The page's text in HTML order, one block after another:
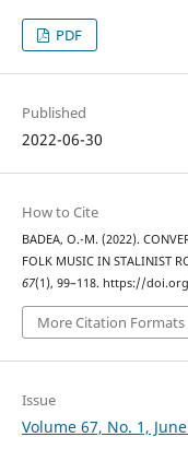
PDF
Published
2022-06-30
How to Cite
BADEA, O.-M. (2022).
FOLK MUSIC IN STALINIST
67(1), 99–118. https://
More Citation Formats
Issue
Volume 67, No. 1,